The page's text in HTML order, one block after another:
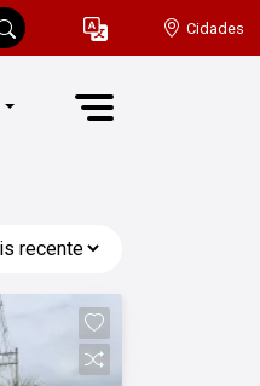
Cidades